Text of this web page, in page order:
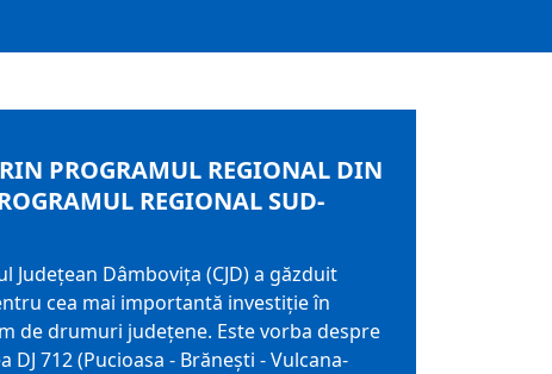
PROGRAMUL REGIONAL DIN
REGIONAL SUD-
Dâmbovița (CJD) a găzduit
cea mai importantă investiție în
de drumuri județene. Este vorba despre
712 (Pucioasa - Brănești - Vulcana-